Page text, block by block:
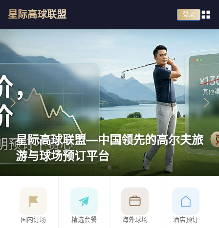
星际高球联盟 登录
星际高球联盟—中国领先的高尔夫旅
游与球场预订平台
国内订场 精选套餐 海外球场 酒店预订